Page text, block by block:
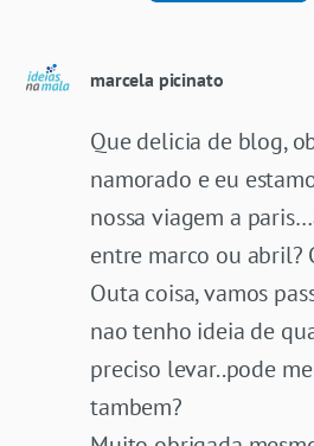
marcela picinato
Que delicia de blog,
namorado e eu
nossa viagem a
entre marco ou abril?
Outa coisa, vamos
nao tenho ideia de
preciso levar..pode
tambem?